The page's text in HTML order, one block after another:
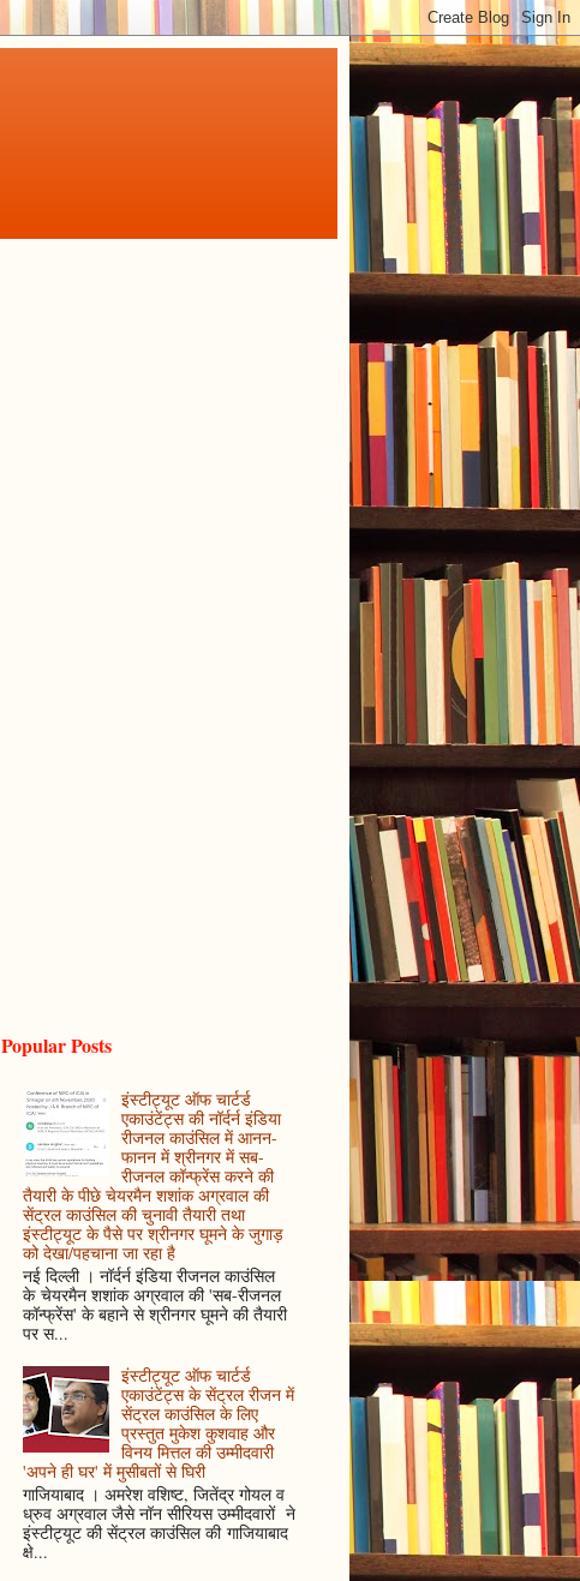
Popular Posts
इंस्टीट्यूट ऑफ चार्टर्ड
एकाउंटेंट्स की नॉर्दर्न इंडिया
रीजनल काउंसिल में आनन-
फानन में श्रीनगर में सब-
रीजनल कॉन्फ्रेंस करने की
तैयारी के पीछे चेयरमैन शशांक अग्रवाल की
सेंट्रल काउंसिल की चुनावी तैयारी तथा
इंस्टीट्यूट के पैसे पर श्रीनगर घूमने के जुगाड़
को देखा/पहचाना जा रहा है
नई दिल्ली । नॉर्दर्न इंडिया रीजनल काउंसिल
के चेयरमैन शशांक अग्रवाल की 'सब-रीजनल
कॉन्फ्रेंस' के बहाने से श्रीनगर घूमने की तैयारी
पर स...
इंस्टीट्यूट ऑफ चार्टर्ड
एकाउंटेंट्स के सेंट्रल रीजन में
सेंट्रल काउंसिल के लिए
प्रस्तुत मुकेश कुशवाह और
विनय मित्तल की उम्मीदवारी
'अपने ही घर' में मुसीबतों से घिरी
गाजियाबाद । अमरेश वशिष्ट, जितेंद्र गोयल व
ध्रुव अग्रवाल जैसे नॉन सीरियस उम्मीदवारों ने
इंस्टीट्यूट की सेंट्रल काउंसिल की गाजियाबाद
क्षे...